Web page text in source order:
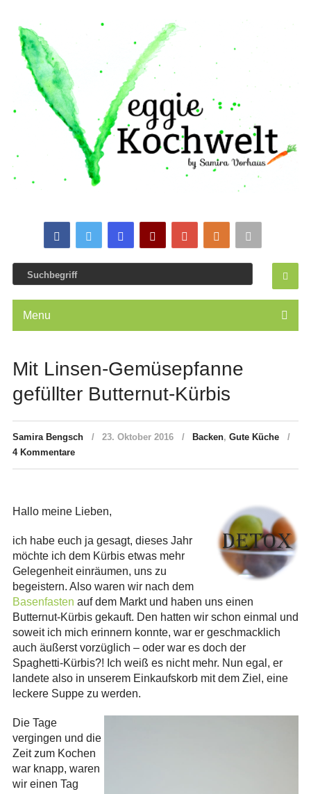
Menu
Mit Linsen-Gemüsepfanne
gefüllter Butternut-Kürbis
Samira Bengsch 23. Oktober 2016 Backen, Gute Küche
4 Kommentare
Hallo meine Lieben,
ich habe euch ja gesagt, dieses Jahr
möchte ich dem Kürbis etwas mehr
Gelegenheit einräumen, uns zu
begeistern. Also waren wir nach dem
Basenfasten auf dem Markt und haben uns einen
Butternut-Kürbis gekauft. Den hatten wir schon einmal und
soweit ich mich erinnern konnte, war er geschmacklich
auch äußerst vorzüglich – oder war es doch der
Spaghetti-Kürbis?! Ich weiß es nicht mehr. Nun egal, er
landete also in unserem Einkaufskorb mit dem Ziel, eine
leckere Suppe zu werden.
Die Tage
vergingen und die
Zeit zum Kochen
war knapp, waren
wir einen Tag